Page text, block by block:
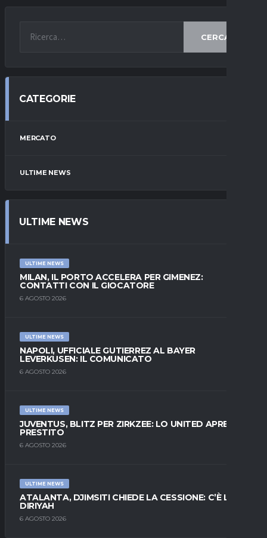
CERCA
CATEGORIE
MERCATO
ULTIME NEWS
ULTIME NEWS
ULTIME NEWS
MILAN, IL PORTO ACCELERA PER GIMENEZ:
CONTATTI CON IL GIOCATORE
6 AGOSTO 2026
ULTIME NEWS
NAPOLI, UFFICIALE GUTIERREZ AL BAYER
LEVERKUSEN: IL COMUNICATO
6 AGOSTO 2026
ULTIME NEWS
JUVENTUS, BLITZ PER ZIRKZEE: LO UNITED APRE AL
PRESTITO
6 AGOSTO 2026
ULTIME NEWS
ATALANTA, DJIMSITI CHIEDE LA CESSIONE: C’È L’AL-
DIRIYAH
6 AGOSTO 2026